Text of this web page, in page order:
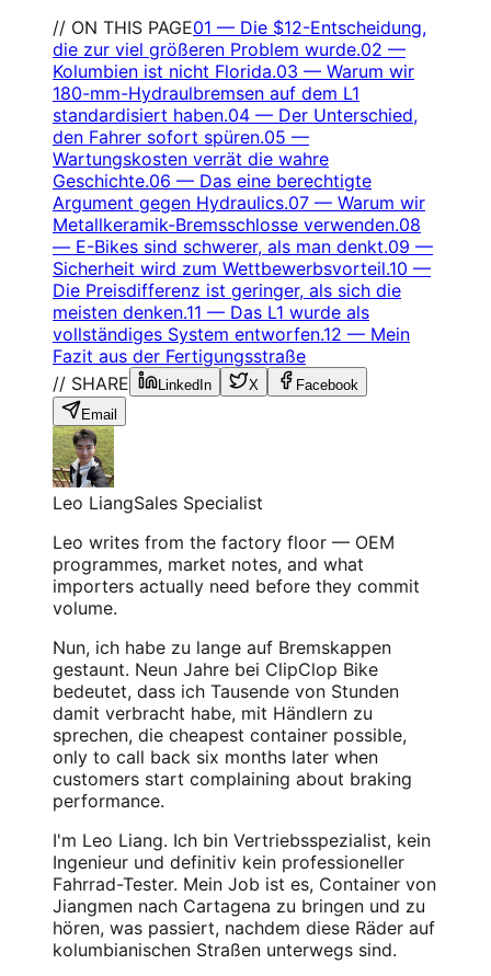
// ON THIS PAGE01 — Die $12-Entscheidung,
die zur viel größeren Problem wurde.02 —
Kolumbien ist nicht Florida.03 — Warum wir
180-mm-Hydraulbremsen auf dem L1
standardisiert haben.04 — Der Unterschied,
den Fahrer sofort spüren.05 —
Wartungskosten verrät die wahre
Geschichte.06 — Das eine berechtigte
Argument gegen Hydraulics.07 — Warum wir
Metallkeramik-Bremsschlosse verwenden.08
— E-Bikes sind schwerer, als man denkt.09 —
Sicherheit wird zum Wettbewerbsvorteil.10 —
Die Preisdifferenz ist geringer, als sich die
meisten denken.11 — Das L1 wurde als
vollständiges System entworfen.12 — Mein
Fazit aus der Fertigungsstraße
// SHARE
LinkedIn X
Facebook
Email
Leo LiangSales Specialist
Leo writes from the factory floor — OEM
programmes, market notes, and what
importers actually need before they commit
volume.
Nun, ich habe zu lange auf Bremskappen
gestaunt. Neun Jahre bei ClipClop Bike
bedeutet, dass ich Tausende von Stunden
damit verbracht habe, mit Händlern zu
sprechen, die cheapest container possible,
only to call back six months later when
customers start complaining about braking
performance.
I'm Leo Liang. Ich bin Vertriebsspezialist, kein
Ingenieur und definitiv kein professioneller
Fahrrad-Tester. Mein Job ist es, Container von
Jiangmen nach Cartagena zu bringen und zu
hören, was passiert, nachdem diese Räder auf
kolumbianischen Straßen unterwegs sind.